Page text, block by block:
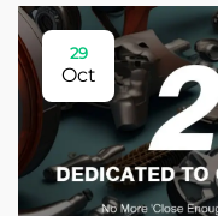
29
Oct